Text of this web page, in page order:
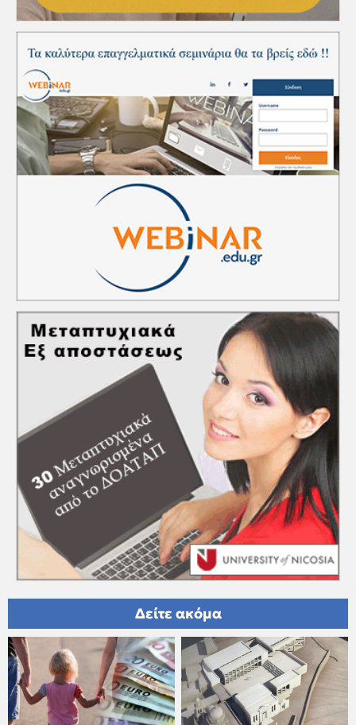
Δείτε ακόμα